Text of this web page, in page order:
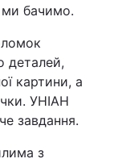
бачимо.
деталей,
картини, а
УНІАН
завдання.
з